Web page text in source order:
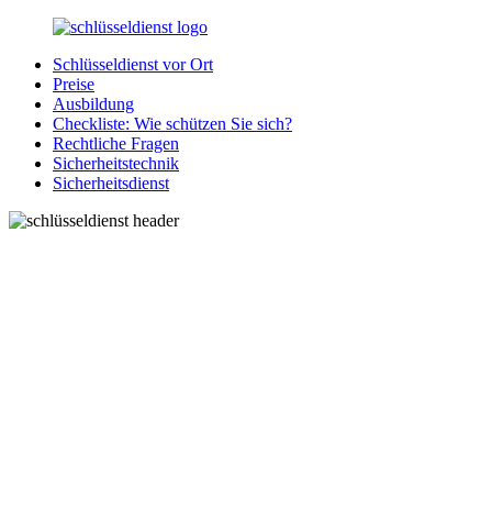
Zurück
Inhalt
SchluesseldienstDirekt.de
Ihre
Notlage
wird
gelöst!
Schlüsseldienst vor Ort
Preise
Ausbildung
Checkliste: Wie schützen Sie sich?
Rechtliche Fragen
Sicherheitstechnik
Sicherheitsdienst